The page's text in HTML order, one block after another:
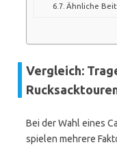
Ähnliche
Vergleich:
Bei der Wahl eines
spielen mehrere